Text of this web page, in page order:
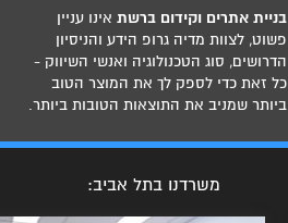
בניית אתרים וקידום ברשתאינו עניין
פשוט, לצוות מדיה גרופ הידע והניסיון
הדרושים, סוג הטכנולוגיה ואנשי השיווק -
כל זאת כדי לספק לך את המוצר הטוב
ביותר שמניב את התוצאות הטובות ביותר.
משרדנו בתל אביב: